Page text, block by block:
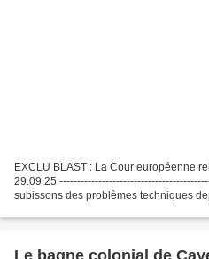
EXCLU BLAST : La Cour européenne
29.09.25
subissons des problèmes techniques